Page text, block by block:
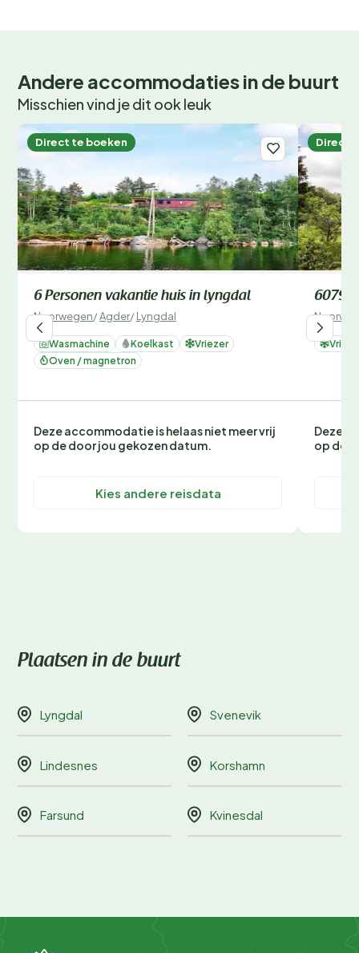
Andere accommodaties in de buurt
Misschien vind je dit ook leuk
Direct te boeken
6 Personen vakantie huis in lyngdal
Noorwegen/Agder/Lyngdal
Wasmachine Koelkast
Vriezer
Oven / magnetron
Deze accommodatie is helaas niet meer vrij
op de door jou gekozen datum.
Kies andere reisdata
Direct
60790
Deze
op de
Plaatsen in de buurt
Lyngdal Svenevik
Lindesnes Korshamn
Farsund Kvinesdal